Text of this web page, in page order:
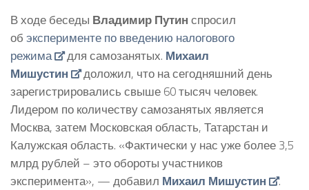
В ходе беседы Владимир Путин спросил
об эксперименте по введению налогового
режима
для самозанятых. Михаил
Мишустин
доложил, что на сегодняшний день
зарегистрировались свыше 60 тысяч человек.
Лидером по количеству самозанятых является
Москва, затем Московская область, Татарстан и
Калужская область. «Фактически у нас уже более 3,5
млрд рублей – это обороты участников
эксперимента», — добавил Михаил Мишустин
.